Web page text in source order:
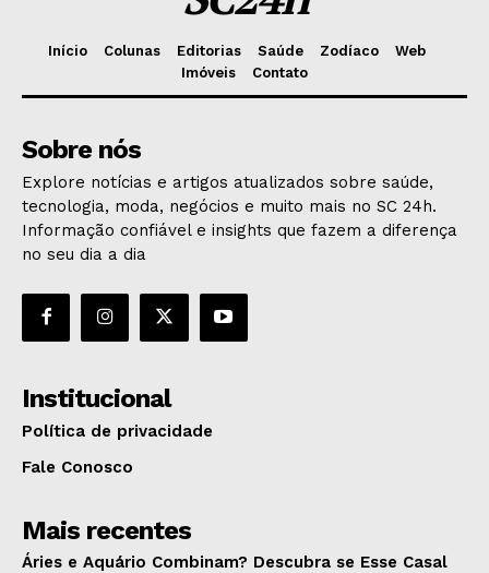
Início Colunas Editorias Saúde Zodíaco
Web
Imóveis
Contato
Sobre nós
Explore notícias e artigos atualizados sobre saúde,
tecnologia, moda, negócios e muito mais no SC 24h.
Informação confiável e insights que fazem a diferença
no seu dia a dia
Institucional
Política de privacidade
Fale Conosco
Mais recentes
Áries e Aquário Combinam? Descubra se Esse Casal